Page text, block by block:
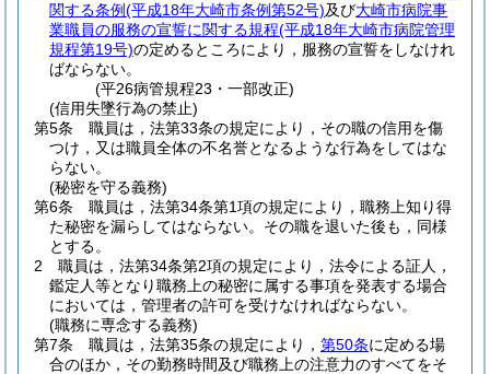
関する条例(平成18年大崎市条例第52号)及び大崎市病院事
業職員の服務の宣誓に関する規程(平成18年大崎市病院管理
規程第19号)の定めるところにより，服務の宣誓をしなけれ
ばならない。
(平26病管規程23・一部改正)
(信用失墜行為の禁止)
第5条
職員は，法第33条の規定により，その職の信用を傷
つけ，又は職員全体の不名誉となるような行為をしてはな
らない。
(秘密を守る義務)
第6条
職員は，法第34条第1項の規定により，職務上知り得
た秘密を漏らしてはならない。 その職を退いた後も，同様
とする。
2
職員は，法第34条第2項の規定により，法令による証人，
鑑定人等となり職務上の秘密に属する事項を発表する場合
においては，管理者の許可を受けなければならない。
(職務に専念する義務)
第7条
職員は，法第35条の規定により， 第50条に定める場
合のほか，その勤務時間及び職務上の注意力のすべてをそ